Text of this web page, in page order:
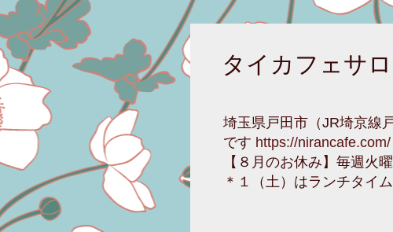
タイカフェサ
埼玉県戸田市（JR埼京線
です https://nirancafe.com/
【８月のお休み】毎週火
＊１（土）はランチタイ